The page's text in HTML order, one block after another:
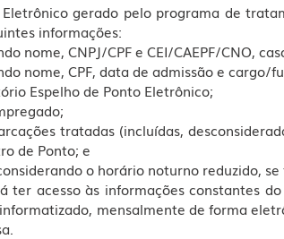
gerado pelo programa de
informações:
nome, CNPJ/CPF e CEI/CAEPF/CNO,
nome, CPF, data de admissão e cargo/
Espelho de Ponto Eletrônico;
tratadas (incluídas,
de Ponto; e
o horário noturno reduzido, se
ter acesso às informações constantes
mensalmente de forma